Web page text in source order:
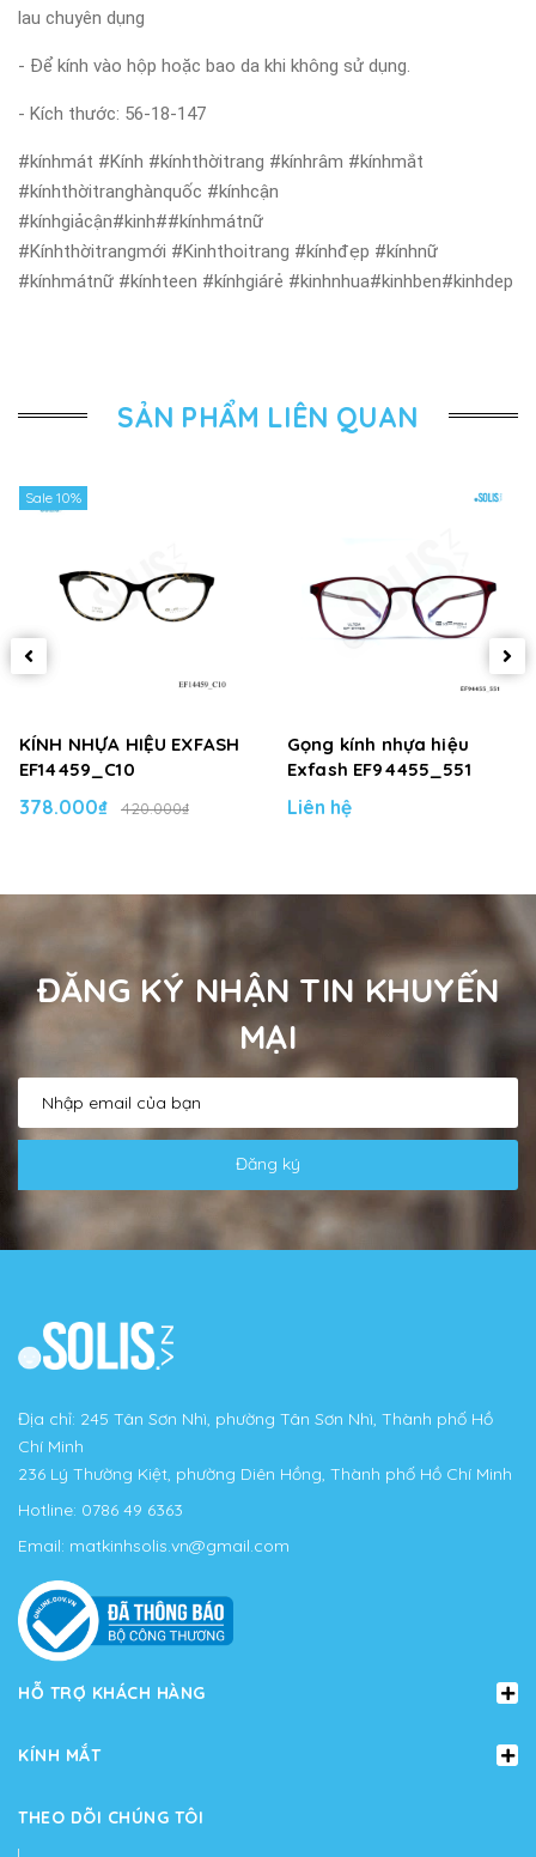
lau chuyên dụng
- Để kính vào hộp hoặc bao da khi không sử dụng.
- Kích thước: 56-18-147
#kínhmát #Kính #kínhthờitrang #kínhrâm #kínhmắt
#kínhthờitranghànquốc #kínhcận
#kínhgiảcận#kinh##kínhmátnữ
#Kínhthờitrangmới #Kinhthoitrang #kínhđẹp #kínhnữ
#kínhmátnữ #kínhteen #kínhgiárẻ #kinhnhua#kinhben#kinhdep
SẢN PHẨM LIÊN QUAN
Sale 10%
KÍNH NHỰA HIỆU EXFASH
EF14459_C10
378.000₫ 420.000₫
Gọng kính nhựa hiệu
Exfash EF94455_551
Liên hệ
ĐĂNG KÝ NHẬN TIN KHUYẾN
MẠI
Đăng ký
Địa chỉ: 245 Tân Sơn Nhì, phường Tân Sơn Nhì, Thành phố Hồ
Chí Minh
236 Lý Thường Kiệt, phường Diên Hồng, Thành phố Hồ Chí Minh
Hotline: 0786 49 6363
Email: matkinhsolis.vn@gmail.com
HỖ TRỢ KHÁCH HÀNG
KÍNH MẮT
THEO DÕI CHÚNG TÔI